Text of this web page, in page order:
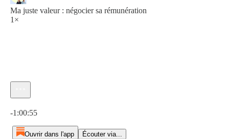
Ma juste valeur : négocier sa rémunération
1×
-1:00:55
Ouvrir dans l'app Écouter via...